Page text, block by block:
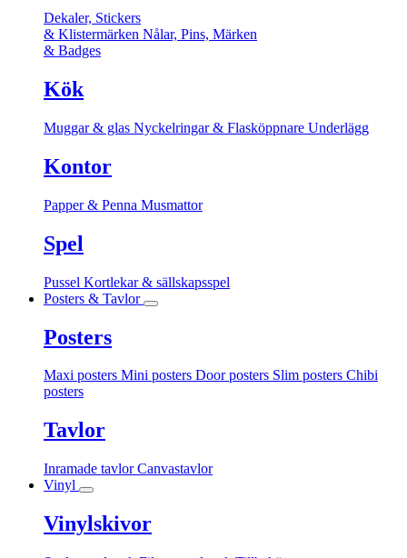
Dekaler, Stickers
& Klistermärken Nålar, Pins, Märken
& Badges
Kök
Muggar & glas Nyckelringar & Flasköppnare Underlägg
Kontor
Papper & Penna Musmattor
Spel
Pussel Kortlekar & sällskapsspel
Posters & Tavlor
Posters
Maxi posters Mini posters Door posters Slim posters Chibi
posters
Tavlor
Inramade tavlorCanvastavlor
Vinyl
Vinylskivor